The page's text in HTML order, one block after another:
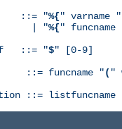
::= "%{" varname "
| "
%{" funcname
::= "$" [0-9]
::= funcname "( "
::= listfuncname